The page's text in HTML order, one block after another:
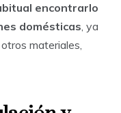
encontrarlo
domésticas, ya
materiales,